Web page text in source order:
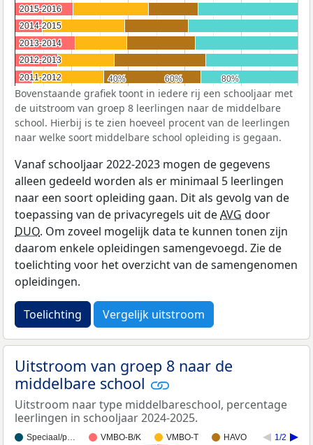
40%
40% 60%
60% 80%
80%
2015-2016
2015-2016
2014-2015
2014-2015
2013-2014
2013-2014
2012-2013
2012-2013
2011-2012
2011-2012
Bovenstaande grafiek toont in iedere rij een schooljaar met
de uitstroom van groep 8 leerlingen naar de middelbare
school. Hierbij is te zien hoeveel procent van de leerlingen
naar welke soort middelbare school opleiding is gegaan.
Vanaf schooljaar 2022-2023 mogen de gegevens
alleen gedeeld worden als er minimaal 5 leerlingen
naar een soort opleiding gaan. Dit als gevolg van de
toepassing van de privacyregels uit deAVG door
DUO. Om zoveel mogelijk data te kunnen tonen zijn
daarom enkele opleidingen samengevoegd. Zie de
toelichting voor het overzicht van de samengenomen
opleidingen.
Toelichting Vergelijk uitstroom
Uitstroom van groep 8 naar de
middelbare school
Uitstroom naar type middelbareschool, percentage
leerlingen in schooljaar 2024-2025.
Speciaal/p… VMBO-B/K VMBO-T HAVO 1/2